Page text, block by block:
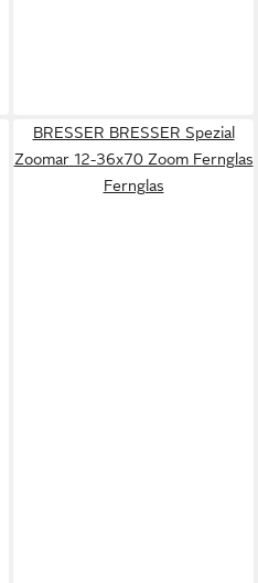
BRESSER BRESSER Spezial
Zoomar 12-36x70 Zoom Fernglas
Fernglas